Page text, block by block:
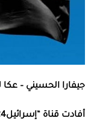
جيفارا الحسيني – عكا